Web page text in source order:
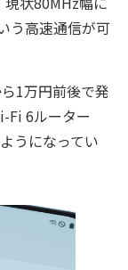
う高速通信が可
1万円前後で発
Fi 6ルーター
うになってい